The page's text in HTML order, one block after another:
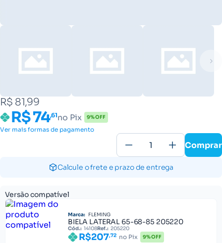
R$ 81,99
R$ 74,61no Pix 9% OFF
Ver mais formas de pagamento
Comprar
Calcule o frete e prazo de entrega
Versão compatível
Marca: FLEMING
BIELA LATERAL 65-68-85 205220
Cód.: 14108Ref.: 205220
R$207,72 no Pix 9% OFF